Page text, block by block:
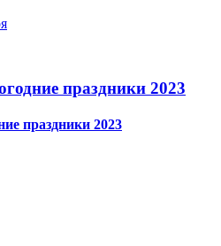
праздники 2023
праздники 2023